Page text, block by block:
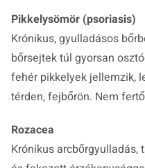
Pikkelysömör (psoriasis)
Krónikus, gyulladásos
bőrsejtek túl gyorsan
fehér pikkelyek jellemzik,
térden, fejbőrön. Nem
Rozacea
Krónikus arcbőrgyulladás,